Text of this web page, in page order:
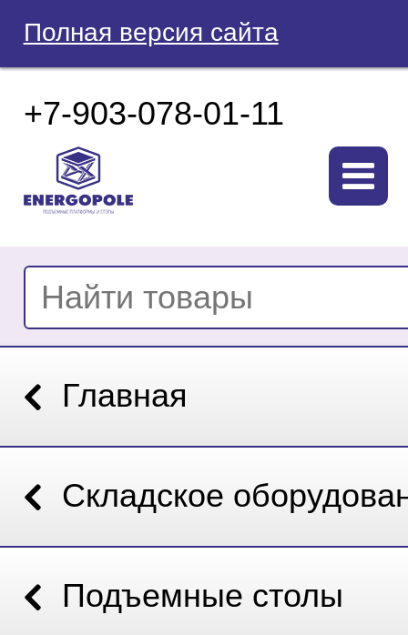
Полная версия сайта
+7-903-078-01-11
Главная
Складское
Подъемные столы